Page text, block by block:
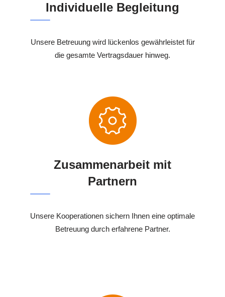
Individuelle Begleitung
Unsere Betreuung wird lückenlos gewährleistet für
die gesamte Vertragsdauer hinweg.
Zusammenarbeit mit
Partnern
Unsere Kooperationen sichern Ihnen eine optimale
Betreuung durch erfahrene Partner.